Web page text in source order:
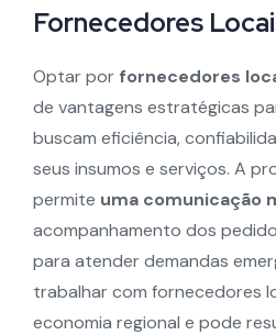
Fornecedores
Optar por fornecedores
de vantagens estratégicas
buscam eficiência,
seus insumos e serviços. A
permite uma comunicação
acompanhamento dos
para atender demandas
trabalhar com fornecedores
economia regional e pode